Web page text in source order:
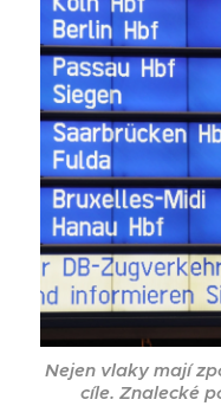
Nejen vlaky mají
cíle. Znalecké